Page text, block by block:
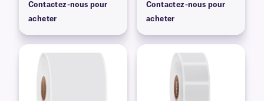
Contactez-nous pour
acheter
Contactez-nous pour
acheter